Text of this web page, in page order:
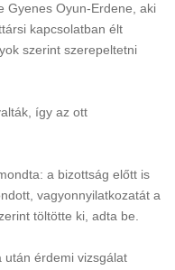
Gyenes Oyun-Erdene, aki
kapcsolatban élt
szerint szerepeltetni
így az ott
a bizottság előtt is
vagyonnyilatkozatát a
töltötte ki, adta be.
után érdemi vizsgálat